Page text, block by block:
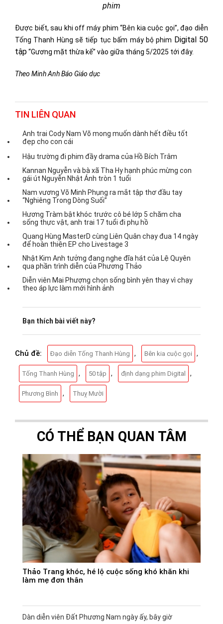
phim
Được biết, sau khi off máy phim “Bên kia cuộc gọi”, đạo diễn
Tống Thanh Hùng sẽ tiếp tục bấm máy bộ phim Digital 50
tập“Gương mặt thừa kế” vào giữa tháng 5/2025 tới đây.
Theo Minh Anh Báo Giáo dục
TIN LIÊN QUAN
Anh trai Cody Nam Võ mong muốn dành hết điều tốt
đẹp cho con cái
Hậu trường đi phim đầy drama của Hồ Bích Trâm
Kannan Nguyễn và bà xã Tha Hy hạnh phúc mừng con
gái út Nguyễn Nhật Ánh tròn 1 tuổi
Nam vương Võ Minh Phụng ra mắt tập thơ đầu tay
“Nghiêng Trong Dòng Suối”
Hương Tràm bật khóc trước cô bé lớp 5 chăm cha
sống thực vật, anh trai 17 tuổi đi phụ hồ
Quang Hùng MasterD cùng Liên Quân chạy đua 14 ngày
để hoàn thiện EP cho Livestage 3
Nhật Kim Anh tưởng đang nghe đĩa hát của Lệ Quyên
qua phần trình diễn của Phương Thảo
Diễn viên Mai Phượng chọn sống bình yên thay vì chạy
theo áp lực làm mới hình ảnh
Bạn thích bài viết này?
Chủ đề: Đạo diễn Tống Thanh Hùng , Bên kia cuộc gọi ,
Tống Thanh Hùng , 50 tập , định dạng phim Digital ,
Phương Bình , Thuỵ Mười
CÓ THỂ BẠN QUAN TÂM
Thảo Trang khóc, hé lộ cuộc sống khó khăn khi
làm mẹ đơn thân
Dàn diễn viên Đất Phương Nam ngày ấy, bây giờ